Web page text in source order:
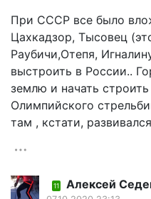
При СССР все было
Цахкадзор, Тысовец
Раубичи,Отепя,
выстроить в России..
землю и начать
Олимпийского
там , кстати,
11 Алексей